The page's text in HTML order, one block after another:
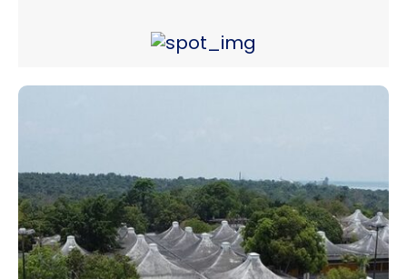
Amazônia